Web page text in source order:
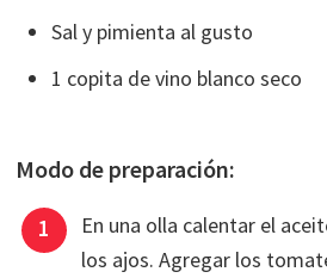
Sal y pimienta al gusto
1 copita de vino blanco seco
Modo de preparación:
En una olla calentar el
los ajos. Agregar los